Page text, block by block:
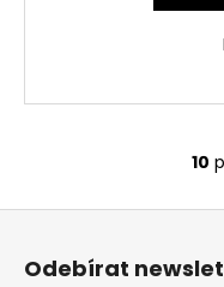
10
Z
Odebírat